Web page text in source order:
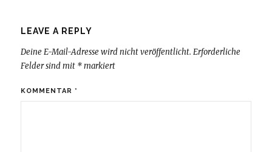
LEAVE A REPLY
Deine E-Mail-Adresse wird nicht veröffentlicht. Erforderliche
Felder sind mit *markiert
KOMMENTAR *